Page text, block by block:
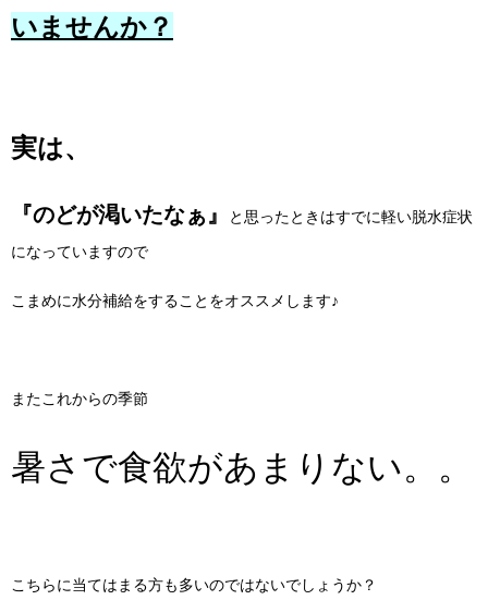
いませんか？
実は、
『のどが渇いたなぁ』
と思ったときはすでに軽い脱水症状
になっていますので
こまめに水分補給をすることをオススメします♪
またこれからの季節
暑さで食欲があまりない。。
こちらに当てはまる方も多いのではないでしょうか？